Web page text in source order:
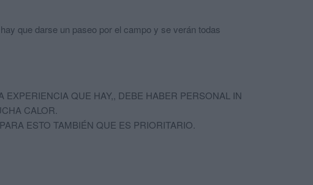
que darse un paseo por el campo y se verán todas
EXPERIENCIA QUE HAY,, DEBE HABER PERSONAL IN
CALOR.
ESTO TAMBIÉN QUE ES PRIORITARIO.